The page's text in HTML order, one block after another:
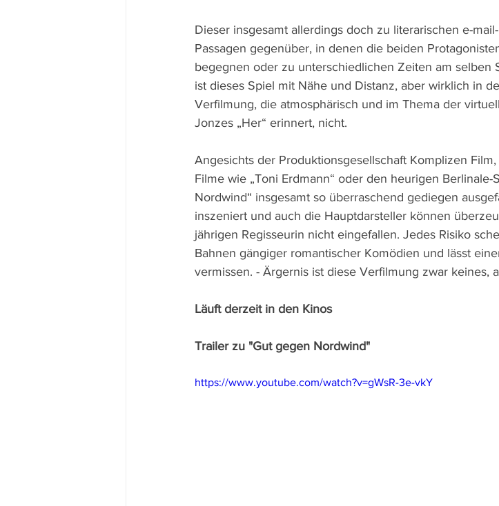
Dieser insgesamt allerdings doch zu literarischen e-
Passagen gegenüber, in denen die beiden
begegnen oder zu unterschiedlichen Zeiten am selben
ist dieses Spiel mit Nähe und Distanz, aber wirklich in
Verfilmung, die atmosphärisch und im Thema der
Jonzes „Her“ erinnert, nicht.
Angesichts der Produktionsgesellschaft Komplizen
Filme wie „Toni Erdmann“ oder den heurigen Berlinale-
Nordwind“ insgesamt so überraschend gediegen
inszeniert und auch die Hauptdarsteller können
jährigen Regisseurin nicht eingefallen. Jedes Risiko
Bahnen gängiger romantischer Komödien und lässt
vermissen. - Ärgernis ist diese Verfilmung zwar keines,
Läuft derzeit in den Kinos
Trailer zu "Gut gegen Nordwind"
https://www.youtube.com/watch?v=gWsR-3e-vkY